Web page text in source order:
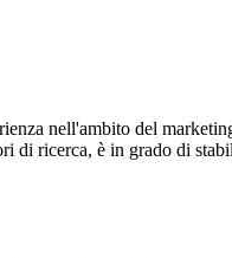
nell'ambito del
ricerca, è in grado di